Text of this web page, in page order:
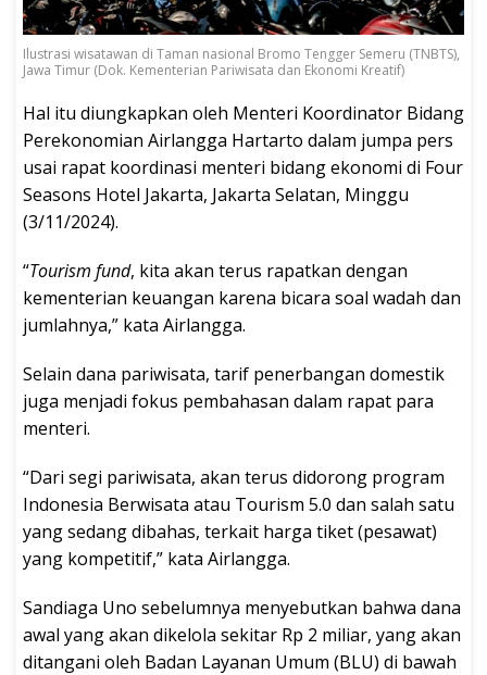
Ilustrasi wisatawan di Taman nasional Bromo Tengger Semeru (TNBTS),
Jawa Timur (Dok. Kementerian Pariwisata dan Ekonomi Kreatif)
Hal itu diungkapkan oleh Menteri Koordinator Bidang
Perekonomian Airlangga Hartarto dalam jumpa pers
usai rapat koordinasi menteri bidang ekonomi di Four
Seasons Hotel Jakarta, Jakarta Selatan, Minggu
(3/11/2024).
“Tourism fund, kita akan terus rapatkan dengan
kementerian keuangan karena bicara soal wadah dan
jumlahnya,” kata Airlangga.
Selain dana pariwisata, tarif penerbangan domestik
juga menjadi fokus pembahasan dalam rapat para
menteri.
“Dari segi pariwisata, akan terus didorong program
Indonesia Berwisata atau Tourism 5.0 dan salah satu
yang sedang dibahas, terkait harga tiket (pesawat)
yang kompetitif,” kata Airlangga.
Sandiaga Uno sebelumnya menyebutkan bahwa dana
awal yang akan dikelola sekitar Rp 2 miliar, yang akan
ditangani oleh Badan Layanan Umum (BLU) di bawah